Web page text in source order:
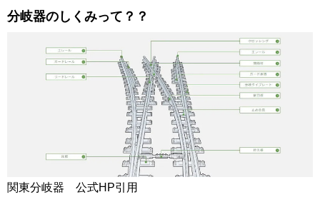
分岐器のしくみって？？
関東分岐器 公式HP引用